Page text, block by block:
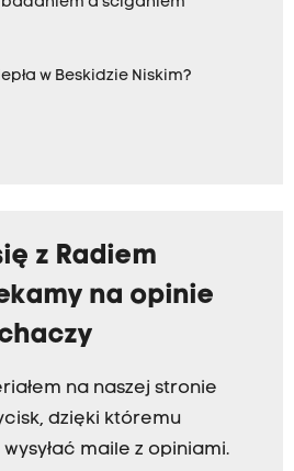
w Beskidzie Niskim?
z Radiem
na opinie
na naszej stronie
dzięki któremu
maile z opiniami.